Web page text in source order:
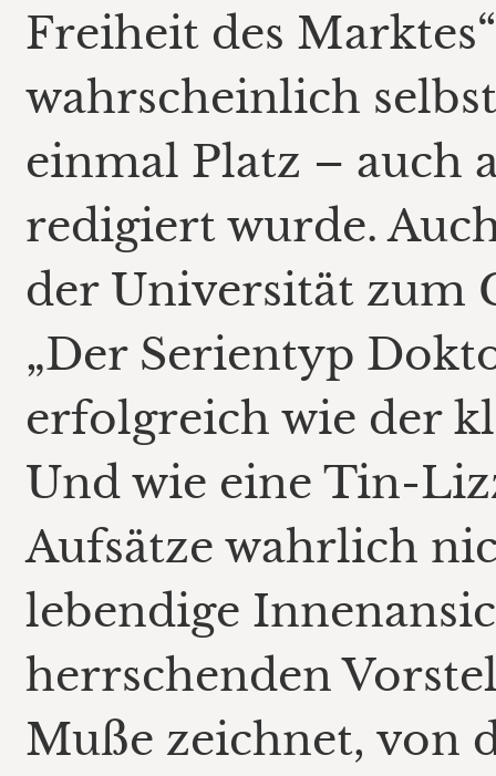
Freiheit des
wahrscheinlich
einmal Platz – auch
redigiert wurde.
der Universität zum
„Der Serientyp
erfolgreich wie der
Und wie eine Tin-
Aufsätze wahrlich
lebendige
herrschenden
Muße zeichnet, von